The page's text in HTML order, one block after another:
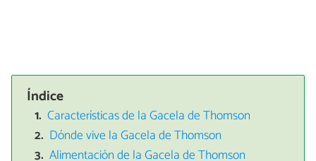
Índice
Características de la Gacela de Thomson
Dónde vive la Gacela de Thomson
Alimentación de la Gacela de Thomson